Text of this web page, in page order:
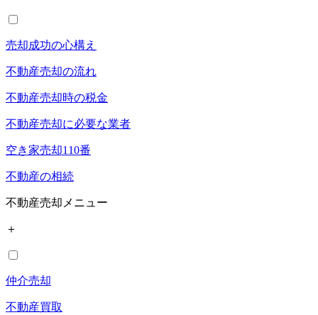
売却成功の心構え
不動産売却の流れ
不動産売却時の税金
不動産売却に必要な業者
空き家売却110番
不動産の相続
不動産売却メニュー
＋
仲介売却
不動産買取